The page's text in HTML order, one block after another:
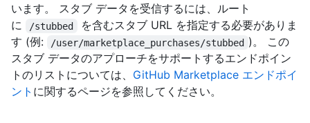
います。 スタブ データを受信するには、ルート
に
/stubbed
を含むスタブ URL を指定する必要がありま
す (例:
/user/marketplace_purchases/stubbed )。 この
スタブ データのアプローチをサポートするエンドポイン
トのリストについては、 GitHub Marketplace エンドポイ
ント に関するページを参照してください。